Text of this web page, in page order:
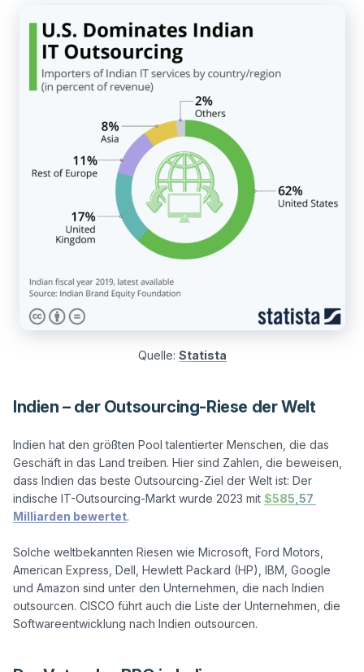
Quelle: Statista
Indien – der Outsourcing-Riese der Welt
Indien hat den größten Pool talentierter Menschen, die das
Geschäft in das Land treiben. Hier sind Zahlen, die beweisen,
dass Indien das beste Outsourcing-Ziel der Welt ist: Der
indische IT-Outsourcing-Markt wurde 2023 mit $585,57
Milliarden bewertet.
Solche weltbekannten Riesen wie Microsoft, Ford Motors,
American Express, Dell, Hewlett Packard (HP), IBM, Google
und Amazon sind unter den Unternehmen, die nach Indien
outsourcen. CISCO führt auch die Liste der Unternehmen, die